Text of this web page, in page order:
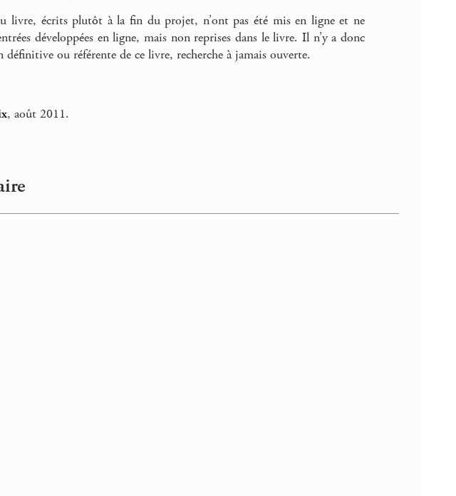
livre, écrits plutôt à la fin du projet, n’ont pas été mis en ligne et ne
développées en ligne, mais non reprises dans le livre. Il n’y a donc
ou référente de ce livre, recherche à jamais ouverte.
, août 2011.